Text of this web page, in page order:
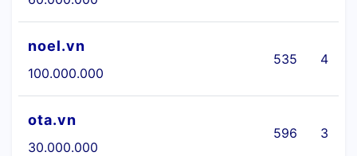
noel.vn
100.000.000
535 4
ota.vn
30.000.000
596 3